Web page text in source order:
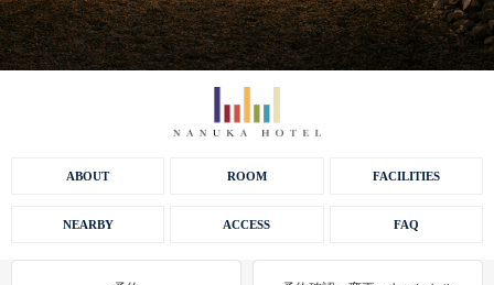
ABOUT ROOM FACILITIES
NEARBY ACCESS FAQ